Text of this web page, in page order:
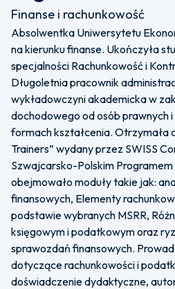
Finanse i rachunkowość
Absolwentka Uniwersytetu
na kierunku finanse. Ukończyła
specjalności Rachunkowość i
Długoletnia pracownik
wykładowczyni akademicka w
dochodowego od osób prawnych
formach kształcenia. Otrzymała
Trainers” wydany przez SWISS
Szwajcarsko-Polskim Programem
obejmowało moduły takie jak:
finansowych, Elementy
podstawie wybranych MSRR,
księgowym i podatkowym oraz
sprawozdań finansowych.
dotyczące rachunkowości i
doświadczenie dydaktyczne,